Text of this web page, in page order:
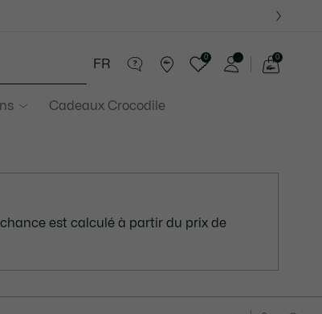
Cadeaux Crocodile
FR
0 0
est calculé à partir du prix de